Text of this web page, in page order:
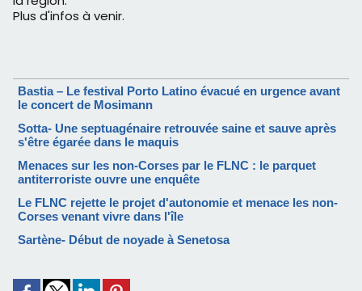
Plus d'infos à venir.
Bastia – Le festival Porto Latino évacué en urgence avant
le concert de Mosimann
Sotta- Une septuagénaire retrouvée saine et sauve après
s'être égarée dans le maquis
Menaces sur les non-Corses par le FLNC : le parquet
antiterroriste ouvre une enquête
Le FLNC rejette le projet d'autonomie et menace les non-
Corses venant vivre dans l'île
Sartène- Début de noyade à Senetosa